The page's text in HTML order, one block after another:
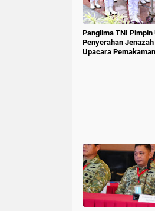
Panglima TNI Pimpin
Penyerahan
Upacara